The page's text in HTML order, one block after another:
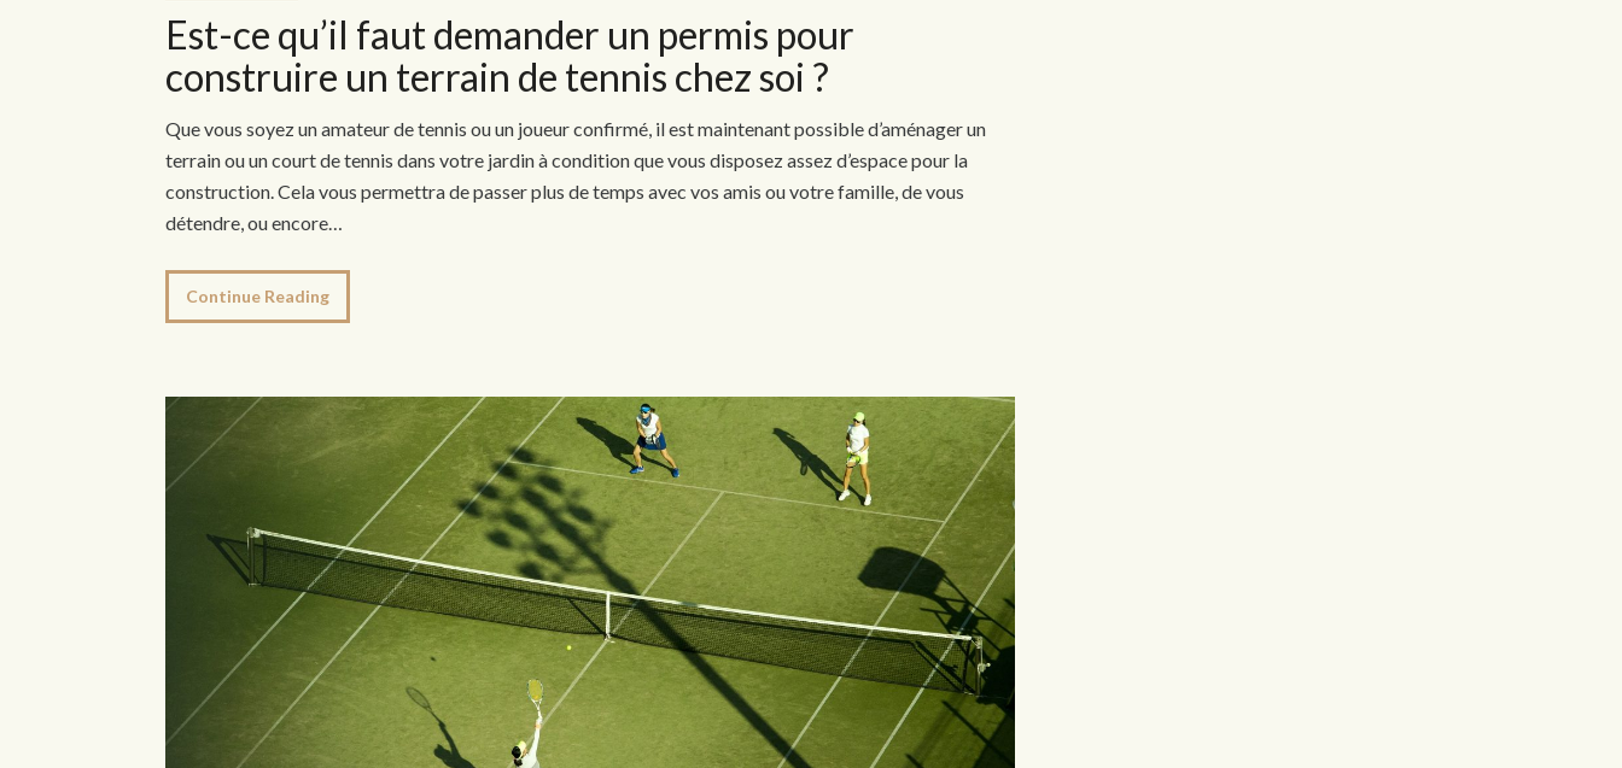
Est-ce qu’il faut demander un permis pour
construire un terrain de tennis chez soi ?
Que vous soyez un amateur de tennis ou un joueur confirmé, il est maintenant possible d’aménager un
terrain ou un court de tennis dans votre jardin à condition que vous disposez assez d’espace pour la
construction. Cela vous permettra de passer plus de temps avec vos amis ou votre famille, de vous
détendre, ou encore…
Continue Reading